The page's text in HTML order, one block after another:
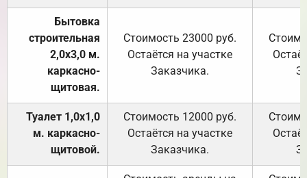
Бытовка
строительная
2,0х3,0 м.
каркасно-
щитовая.
Стоимость 23000 руб.
Остаётся на участке
Заказчика.
Туалет 1,0х1,0
м. каркасно-
щитовой.
Стоимость 12000 руб.
Остаётся на участке
Заказчика.